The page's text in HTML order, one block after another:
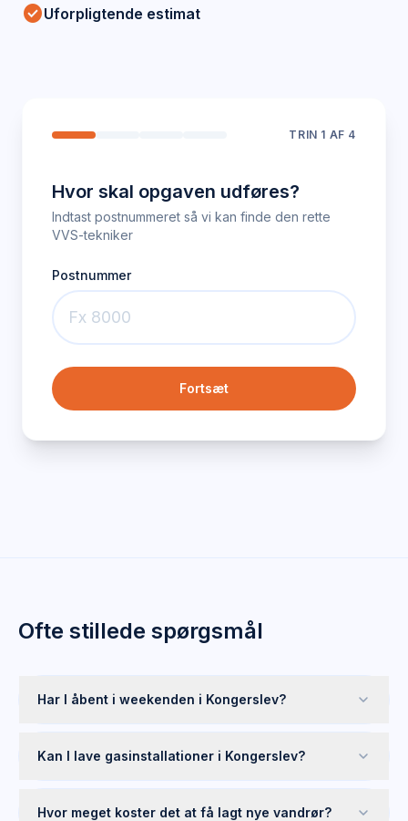
check_circleUforpligtende estimat
TRIN 1 AF 4
Hvor skal opgaven udføres?
Indtast postnummeret så vi kan finde den rette
VVS-tekniker
Postnummer
Fortsæt
Ofte stillede spørgsmål
Har I åbent i weekenden i Kongerslev?
Kan I lave gasinstallationer i Kongerslev?
Hvor meget koster det at få lagt nye vandrør?